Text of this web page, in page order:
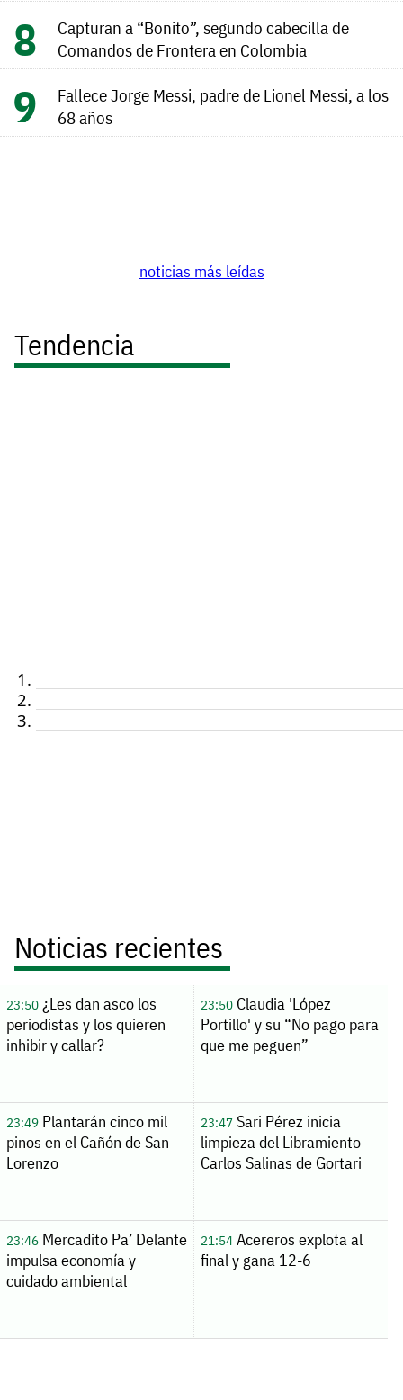
Capturan a “Bonito”, segundo cabecilla de
Comandos de Frontera en Colombia
Fallece Jorge Messi, padre de Lionel Messi, a los
68 años
noticias más leídas
Tendencia
Noticias recientes
23:50¿Les dan asco los
periodistas y los quieren
inhibir y callar?
23:50Claudia 'López
Portillo' y su “No pago para
que me peguen”
23:49Plantarán cinco mil
pinos en el Cañón de San
Lorenzo
23:47Sari Pérez inicia
limpieza del Libramiento
Carlos Salinas de Gortari
23:46Mercadito Pa’ Delante
impulsa economía y
cuidado ambiental
21:54Acereros explota al
final y gana 12-6